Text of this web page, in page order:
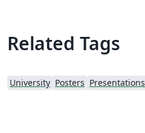
Related Tags
University Posters Presentations